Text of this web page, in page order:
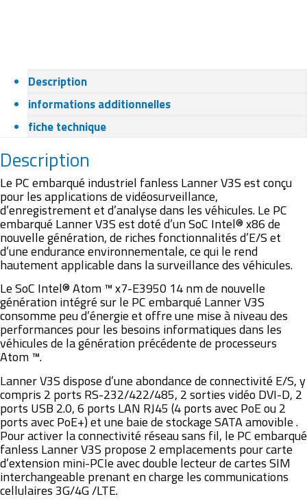
Description
informations additionnelles
fiche technique
Description
Le PC embarqué industriel fanless Lanner V3S est conçu
pour les applications de vidéosurveillance,
d’enregistrement et d’analyse dans les véhicules. Le PC
embarqué Lanner V3S est doté d’un SoC Intel® x86 de
nouvelle génération, de riches fonctionnalités d’E/S et
d’une endurance environnementale, ce qui le rend
hautement applicable dans la surveillance des véhicules.
Le SoC Intel® Atom ™ x7-E3950 14 nm de nouvelle
génération intégré sur le PC embarqué Lanner V3S
consomme peu d’énergie et offre une mise à niveau des
performances pour les besoins informatiques dans les
véhicules de la génération précédente de processeurs
Atom ™.
Lanner V3S dispose d’une abondance de connectivité E/S, y
compris 2 ports RS-232/422/485, 2 sorties vidéo DVI-D, 2
ports USB 2.0, 6 ports LAN RJ45 (4 ports avec PoE ou 2
ports avec PoE+) et une baie de stockage SATA amovible .
Pour activer la connectivité réseau sans fil, le PC embarqué
fanless Lanner V3S propose 2 emplacements pour carte
d’extension mini-PCIe avec double lecteur de cartes SIM
interchangeable prenant en charge les communications
cellulaires 3G/4G /LTE.